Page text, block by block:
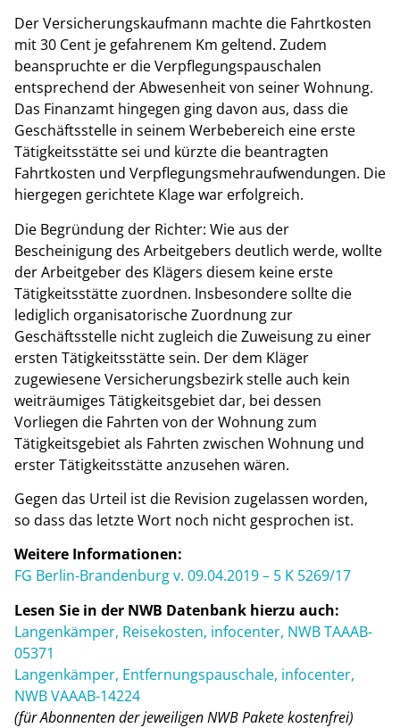
Der Versicherungskaufmann machte die Fahrtkosten
mit 30 Cent je gefahrenem Km geltend. Zudem
beanspruchte er die Verpflegungspauschalen
entsprechend der Abwesenheit von seiner Wohnung.
Das Finanzamt hingegen ging davon aus, dass die
Geschäftsstelle in seinem Werbebereich eine erste
Tätigkeitsstätte sei und kürzte die beantragten
Fahrtkosten und Verpflegungsmehraufwendungen. Die
hiergegen gerichtete Klage war erfolgreich.
Die Begründung der Richter: Wie aus der
Bescheinigung des Arbeitgebers deutlich werde, wollte
der Arbeitgeber des Klägers diesem keine erste
Tätigkeitsstätte zuordnen. Insbesondere sollte die
lediglich organisatorische Zuordnung zur
Geschäftsstelle nicht zugleich die Zuweisung zu einer
ersten Tätigkeitsstätte sein. Der dem Kläger
zugewiesene Versicherungsbezirk stelle auch kein
weiträumiges Tätigkeitsgebiet dar, bei dessen
Vorliegen die Fahrten von der Wohnung zum
Tätigkeitsgebiet als Fahrten zwischen Wohnung und
erster Tätigkeitsstätte anzusehen wären.
Gegen das Urteil ist die Revision zugelassen worden,
so dass das letzte Wort noch nicht gesprochen ist.
Weitere Informationen:
FG Berlin-Brandenburg v. 09.04.2019 – 5 K 5269/17
Lesen Sie in der NWB Datenbank hierzu auch:
Langenkämper, Reisekosten, infocenter, NWB TAAAB-
05371
Langenkämper, Entfernungspauschale, infocenter,
NWB VAAAB-14224
(für Abonnenten der jeweiligen NWB Pakete kostenfrei)